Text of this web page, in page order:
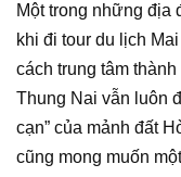
Một trong những địa
khi đi tour du lịch
cách trung tâm
Thung Nai vẫn luôn
cạn” của mảnh đất
cũng mong muốn